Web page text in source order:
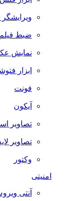
ویرایشگر
ضبط
نمایش
ابزار
فونت
آیکون
تصاویر
تصاویر
وکتور
امنیتی
آنتی